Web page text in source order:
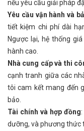
nếu yêu cầu giải pháp
Yêu cầu vận hành và
tiết kiệm chi phí dài
Ngược lại, hệ thống
hành cao.
Nhà cung cấp và thi
cạnh tranh giữa các
tôi cam kết mang đến
bảo.
Tài chính và hợp đồng
dưỡng, và phương thức